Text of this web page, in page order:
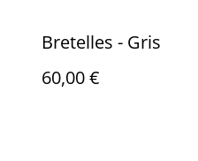
Bretelles - Gris
60,00 €